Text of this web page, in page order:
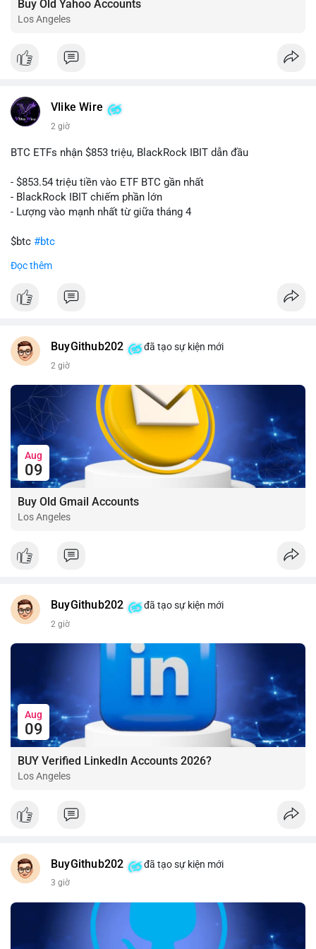
Buy Old Yahoo Accounts
Los Angeles
Vlike Wire
2 giờ
BTC ETFs nhận $853 triệu, BlackRock IBIT dẫn đầu
- $853.54 triệu tiền vào ETF BTC gần nhất
- BlackRock IBIT chiếm phần lớn
- Lượng vào mạnh nhất từ giữa tháng 4
$btc #btc
#vlikevn
📰 Nguồn: CoinDesk
Đọc thêm
BuyGithub202 đã tạo sự kiện mới
2 giờ
Aug
09
Buy Old Gmail Accounts
Los Angeles
BuyGithub202 đã tạo sự kiện mới
2 giờ
Aug
09
BUY Verified LinkedIn Accounts 2026?
Los Angeles
BuyGithub202 đã tạo sự kiện mới
3 giờ